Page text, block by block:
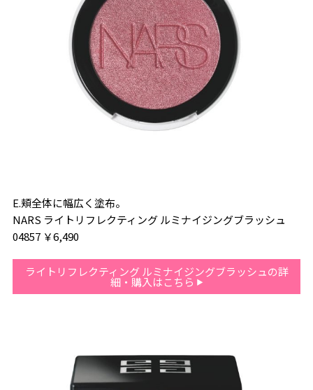
E.頬全体に幅広く塗布。
NARS ライトリフレクティング ルミナイジングブラッシュ
04857 ￥6,490
ライトリフレクティング ルミナイジングブラッシュの詳
細・購入はこちら